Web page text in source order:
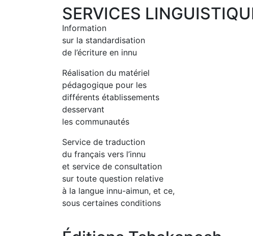
SERVICES
Information
sur la standardisation
de l’écriture en innu
Réalisation du matériel
pédagogique pour les
différents établissements
desservant
les communautés
Service de traduction
du français vers l’innu
et service de consultation
sur toute question relative
à la langue innu-aimun, et ce,
sous certaines conditions